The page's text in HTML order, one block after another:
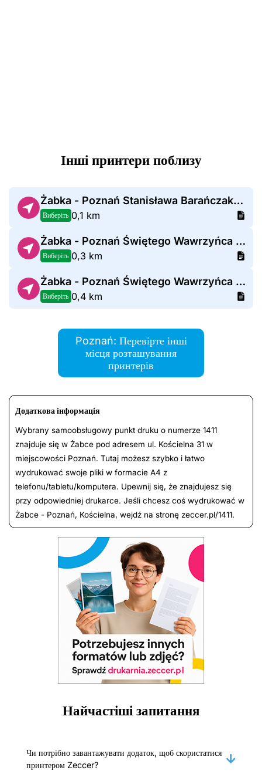
Інші принтери поблизу
Żabka - Poznań Stanisława Barańczaka 1c
Виберіть 0,1 km
Żabka - Poznań Świętego Wawrzyńca 13
Виберіть 0,3 km
Żabka - Poznań Świętego Wawrzyńca 17
Виберіть 0,4 km
Poznań: Перевірте інші
місця розташування
принтерів
Додаткова інформація
Wybrany samoobsługowy punkt druku o numerze 1411
znajduje się w Żabce pod adresem ul. Kościelna 31 w
miejscowości Poznań. Tutaj możesz szybko i łatwo
wydrukować swoje pliki w formacie A4 z
telefonu/tabletu/komputera. Upewnij się, że znajdujesz się
przy odpowiedniej drukarce. Jeśli chcesz coś wydrukować w
Żabce - Poznań, Kościelna, wejdź na stronę zeccer.pl/1411.
Найчастіші запитання
Чи потрібно завантажувати додаток, щоб скористатися
принтером Zeccer?